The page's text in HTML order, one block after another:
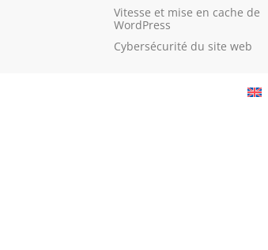
Vitesse et mise en cache de
WordPress
Cybersécurité du site web